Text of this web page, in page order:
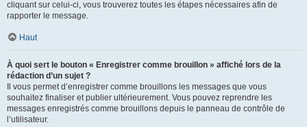
cliquant sur celui-ci, vous trouverez toutes les étapes nécessaires afin de
rapporter le message.
Haut
À quoi sert le bouton « Enregistrer comme brouillon » affiché lors de la
rédaction d’un sujet ?
Il vous permet d’enregistrer comme brouillons les messages que vous
souhaitez finaliser et publier ultérieurement. Vous pouvez reprendre les
messages enregistrés comme brouillons depuis le panneau de contrôle de
l’utilisateur.